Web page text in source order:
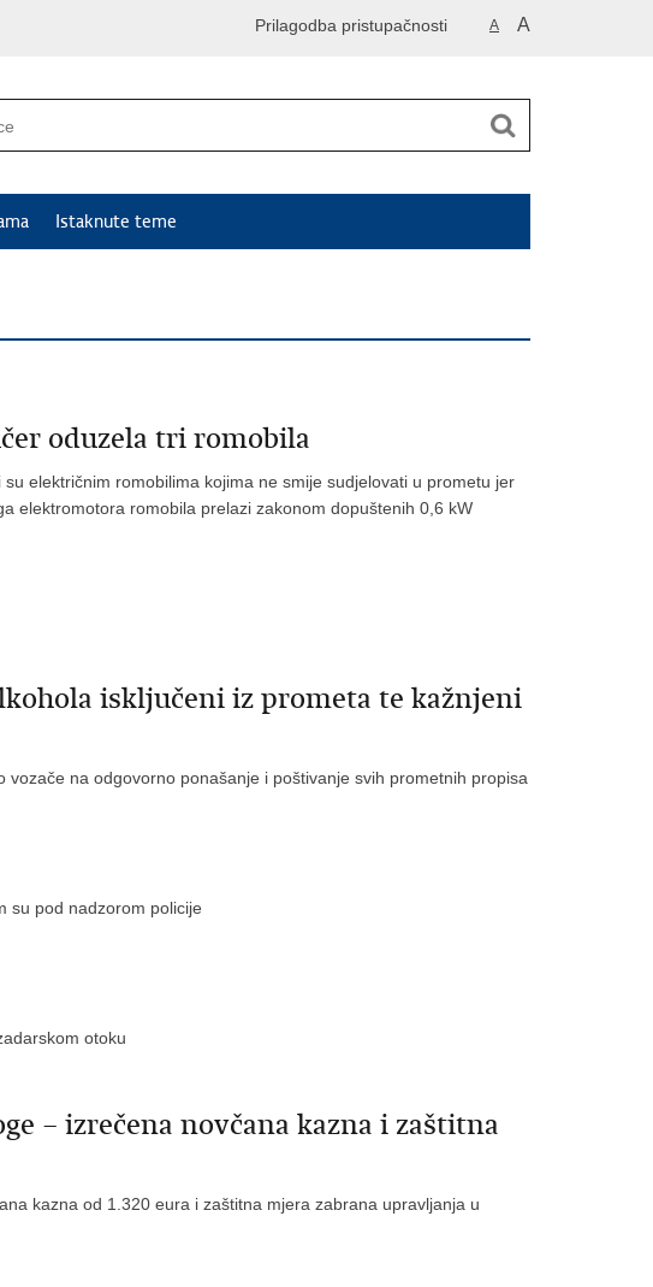
A A
Prilagodba pristupačnosti
Istaknute teme
oduzela tri romobila
električnim romobilima kojima ne smije sudjelovati u prometu jer
elektromotora romobila prelazi zakonom dopuštenih 0,6 kW
isključeni iz prometa te kažnjeni
na odgovorno ponašanje i poštivanje svih prometnih propisa
su pod nadzorom policije
otoku
– izrečena novčana kazna i zaštitna
kazna od 1.320 eura i zaštitna mjera zabrana upravljanja u